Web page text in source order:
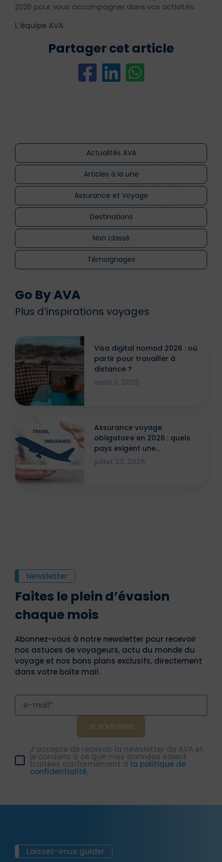
2026 pour vous accompagner dans vos activités.
L’équipe AVA
Partager cet article
Actualités AVA
Articles à la une
Assurance et Voyage
Destinations
Non classé
Témoignages
Go By AVA
Plus d’inspirations voyages
Visa digital nomad 2026 : où
partir pour travailler à
distance ?
août 3, 2026
Assurance voyage
obligatoire en 2026 : quels
pays exigent une
attestation ?
juillet 23, 2026
Newsletter
Faites le plein d’évasion
chaque mois
Abonnez-vous à notre newsletter pour recevoir
nos astuces de voyageurs, actu du monde du
voyage et nos bons plans exclusifs, directement
dans votre boîte mail.
J’accepte de recevoir la newsletter de AVA et
je consens à ce que mes données soient
traitées conformément à la politique de
confidentialité.
Laissez-vous guider